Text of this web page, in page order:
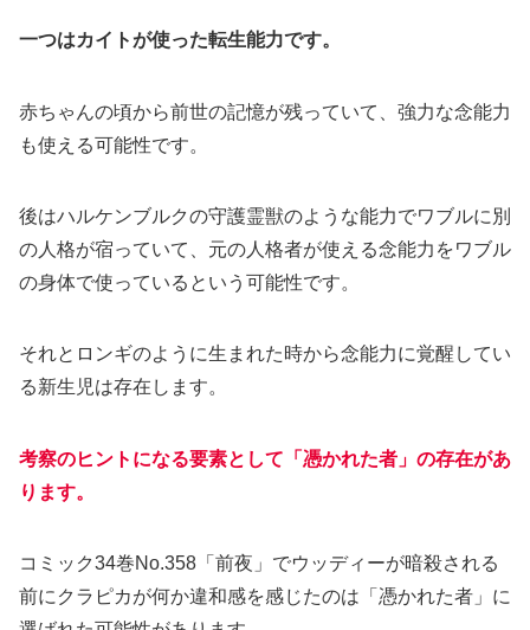
一つはカイトが使った転生能力です。
赤ちゃんの頃から前世の記憶が残っていて、強力な念能力
も使える可能性です。
後はハルケンブルクの守護霊獣のような能力でワブルに別
の人格が宿っていて、元の人格者が使える念能力をワブル
の身体で使っているという可能性です。
それとロンギのように生まれた時から念能力に覚醒してい
る新生児は存在します。
考察のヒントになる要素として「憑かれた者」の存在があ
ります。
コミック34巻No.358「前夜」でウッディーが暗殺される
前にクラピカが何か違和感を感じたのは「憑かれた者」に